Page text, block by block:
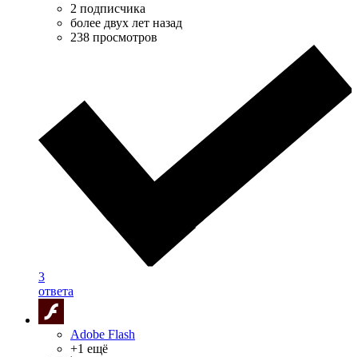
2 подписчика
более двух лет назад
238 просмотров
3
ответа
Adobe Flash
+1 ещё